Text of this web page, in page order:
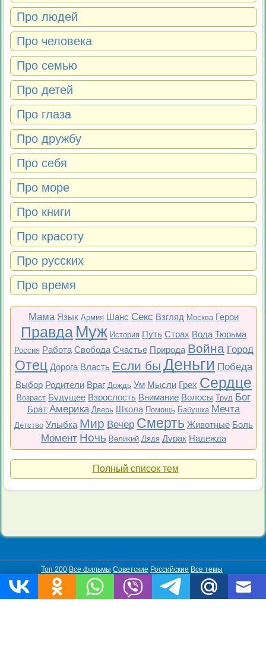
Про людей
Про человека
Про семью
Про детей
Про глаза
Про дружбу
Про себя
Про море
Про книги
Про красоту
Про русских
Про время
Мама Язык Армия Шанс Секс Взгляд Москва Герои
Правда Муж История Путь Страх Вода Тюрьма
Россия Работа Свобода Счастье Природа Война Город
Отец Дорога Власть Если бы Деньги Победа
Выбор Родители Враг Дождь Ум Мысли Грех Сердце
Возраст Будущее Взрослость Внимание Волосы Труд Бог
Брат Америка Дверь Школа Помощь Бабушка Мечта
Детство Улыбка Мир Вечер Смерть Животные Боль
Момент Ночь Великий Дядя Дурак Надежда
Полный список тем
Топ 200 Все фильмы Советские Российские Все темы
Copyright © 2009-2026 Цитаты-из-фильмов.рф